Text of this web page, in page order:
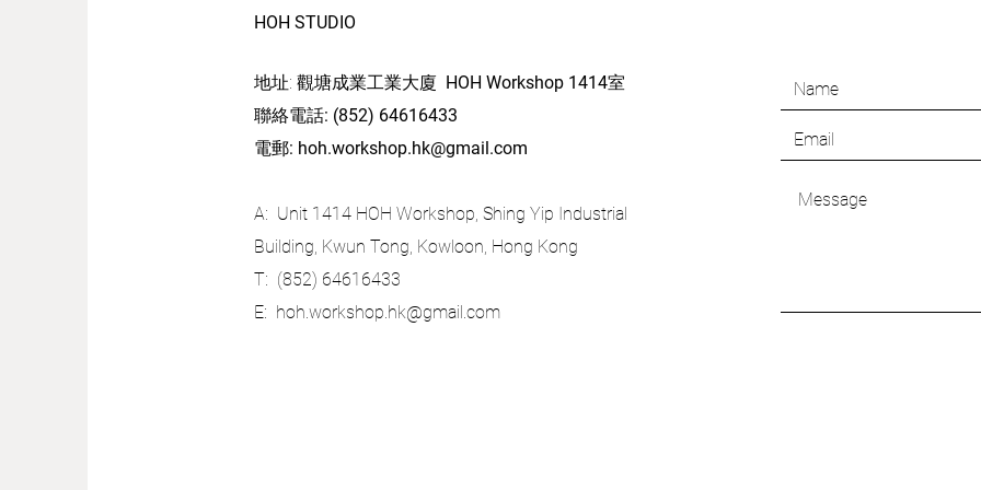
HOH STUDIO
地址: 觀塘成業工業大廈 HOH Workshop 1414室
聯絡電話: (852) 64616433
​電郵: hoh.workshop.hk@gmail.com
A: Unit 1414 HOH Workshop, Shing Yip Industrial
Building, Kwun Tong, Kowloon, Hong Kong
T: (852) 64616433
E: hoh.workshop.hk@gmail.com